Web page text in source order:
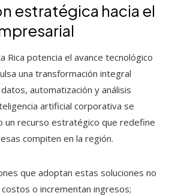
estratégica hacia el
Rica potencia el avance tecnológico
una transformación integral
automatización y análisis
artificial corporativa se
un recurso estratégico que redefine
compiten en la región.
que adoptan estas soluciones no
o incrementan ingresos;